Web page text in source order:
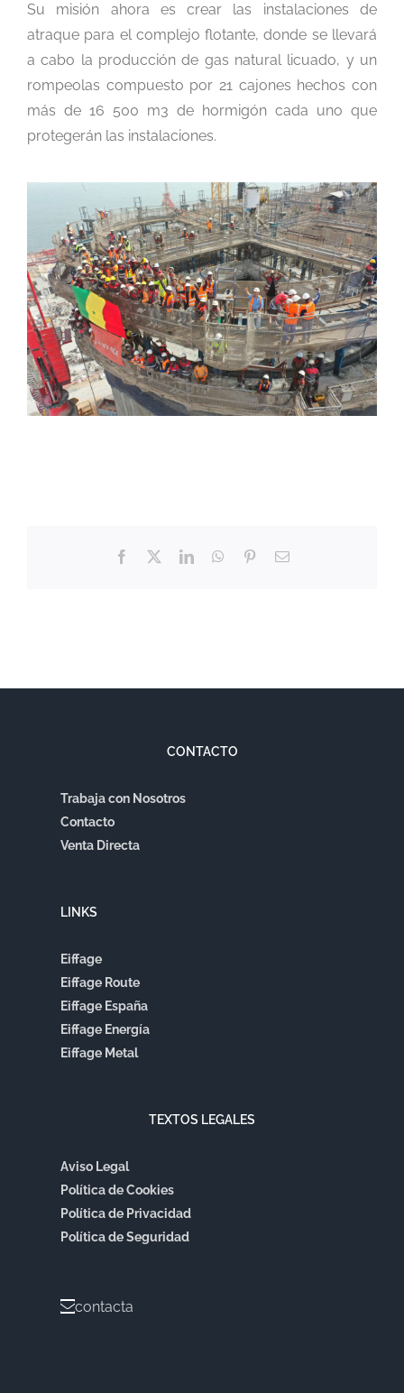
Su misión ahora es crear las instalaciones de
atraque para el complejo flotante, donde se llevará
a cabo la producción de gas natural licuado, y un
rompeolas compuesto por 21 cajones hechos con
más de 16 500 m3 de hormigón cada uno que
protegerán las instalaciones.
Facebook LinkedInWhatsApp
PinterestCorreo
CONTACTO
Trabaja con Nosotros
Contacto
Venta Directa
LINKS
Eiffage
Eiffage Route
Eiffage España
Eiffage Energía
Eiffage Metal
TEXTOS LEGALES
Aviso Legal
Política de Cookies
Política de Privacidad
Política de Seguridad
contacta